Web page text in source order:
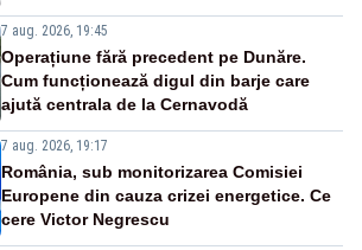
7 aug. 2026, 19:45
Operațiune fără precedent pe Dunăre.
Cum funcționează digul din barje care
ajută centrala de la Cernavodă
7 aug. 2026, 19:17
România, sub monitorizarea Comisiei
Europene din cauza crizei energetice. Ce
cere Victor Negrescu